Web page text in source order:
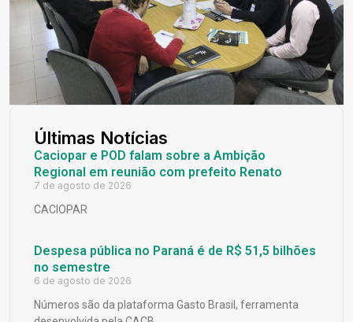
Últimas Notícias
Caciopar e POD falam sobre a Ambição
Regional em reunião com prefeito Renato
7 de agosto de 2026
CACIOPAR
Despesa pública no Paraná é de R$ 51,5 bilhões
no semestre
6 de agosto de 2026
Números são da plataforma Gasto Brasil, ferramenta